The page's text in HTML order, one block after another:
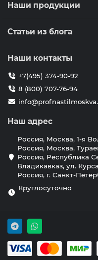
Наши продукции
Статьи из блога
Наши контакты
+7(495) 374-90-92
8 (800) 707-76-94
Наш адрес
Россия, Москва, 1-я
Россия, Москва,
Россия, Республика
Владикавказ, ул.
Россия, г. Санкт-
Круглосуточно